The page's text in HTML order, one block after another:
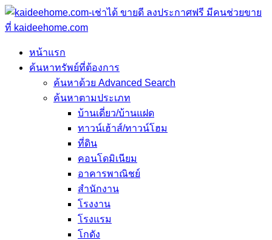
หน้าแรก
ค้นหาทรัพย์ที่ต้องการ
ค้นหาด้วย Advanced Search
ค้นหาตามประเภท
บ้านเดี่ยว/บ้านแฝด
ทาวน์เฮ้าส์/ทาวน์โฮม
ที่ดิน
คอนโดมิเนียม
อาคารพาณิชย์
สำนักงาน
โรงงาน
โรงแรม
โกดัง